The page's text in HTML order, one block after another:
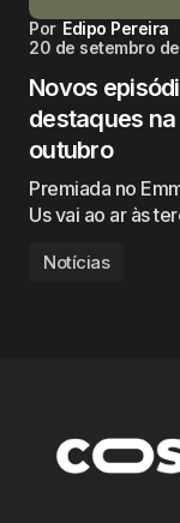
Por Edipo Pereira
20 de setembro
Novos
destaques
outubro
Premiada no
Us vai ao ar às
Notícias